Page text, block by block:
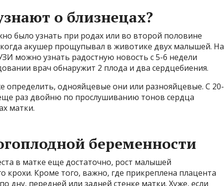
о близнецах?
было узнать при родах или во второй половине
акушер прощупывал в животике двух малышей. На
можно узнать радостную новость с 5-6 недели
врач обнаружит 2 плода и два сердцебиения.
определить, однояйцевые они или разнояйцевые. С 20-
раз двойню по прослушиванию тонов сердца
матки.
беременности
в матке еще достаточно, рост малышей
крохи. Кроме того, важно, где прикреплена плацента
дну, передней или задней стенке матки. Хуже, если